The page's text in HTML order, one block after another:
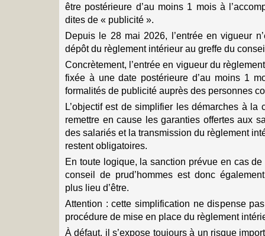
être postérieure d’au moins 1 mois à
dites de « publicité ».
Depuis le 28 mai 2026, l’entrée en vigueur
dépôt du règlement intérieur au greffe du
Concrètement, l’entrée en vigueur du
fixée à une date postérieure d’au moins 1
formalités de publicité auprès des personnes
L’objectif est de simplifier les démarches à la
remettre en cause les garanties offertes aux
des salariés et la transmission du règlement
restent obligatoires.
En toute logique, la sanction prévue en cas
conseil de prud’hommes est donc
plus lieu d’être.
Attention : cette simplification ne dispense
procédure de mise en place du règlement
À défaut, il s’expose toujours à un risque